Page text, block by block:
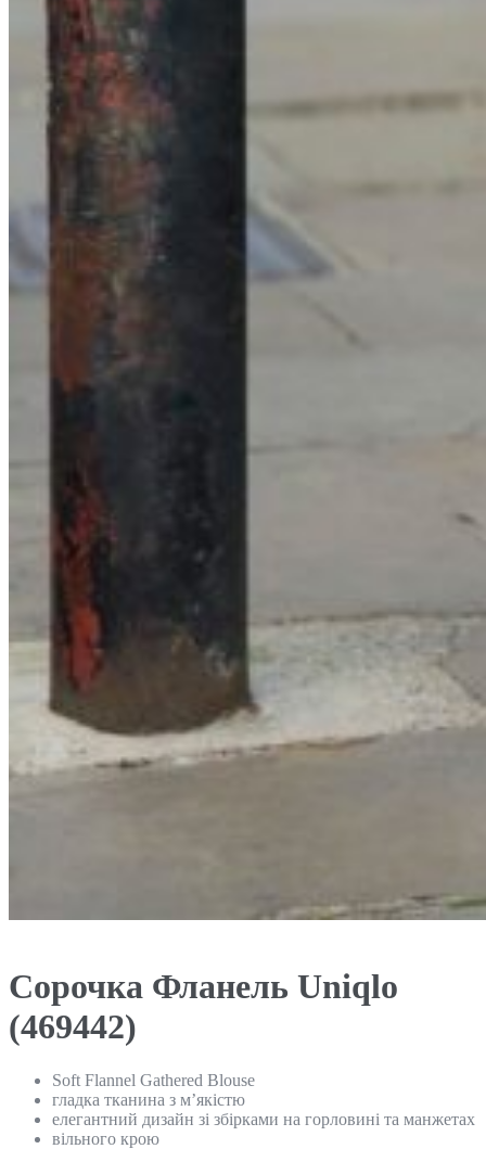
Сорочка Фланель Uniqlo
(469442)
Soft Flannel Gathered Blouse
гладка тканина з м’якістю
елегантний дизайн зі збірками на горловині та манжетах
вільного крою